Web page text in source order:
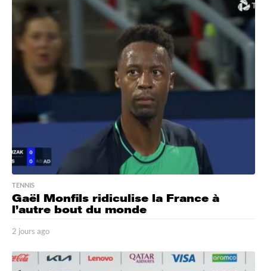
u
r
a
TENNIS
Gaël Monfils ridiculise la France à
l’autre bout du monde
2 jours ago
o